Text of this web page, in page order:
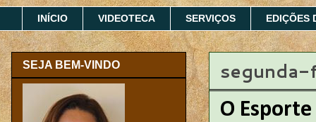
INÍCIO VIDEOTECA SERVIÇOS EDIÇÕES
O
SEJA BEM-VINDO